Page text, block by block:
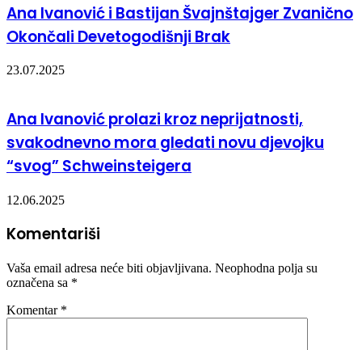
Ana Ivanović i Bastijan Švajnštajger Zvanično
Okončali Devetogodišnji Brak
23.07.2025
Ana Ivanović prolazi kroz neprijatnosti,
svakodnevno mora gledati novu djevojku
“svog” Schweinsteigera
12.06.2025
Komentariši
Vaša email adresa neće biti objavljivana. Neophodna polja su
označena sa *
Komentar *